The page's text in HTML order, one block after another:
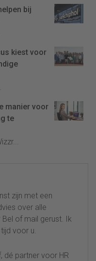
bij
kiest voor
manier voor
te
zijn met een
over alle
of mail gerust. Ik
voor u.
dé partner voor HR